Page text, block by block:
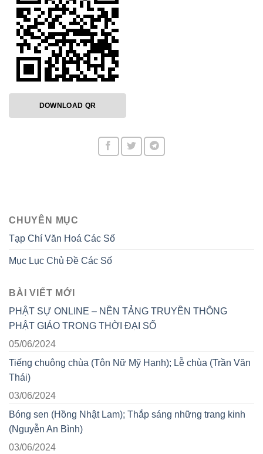
DOWNLOAD QR
CHUYÊN MỤC
Tạp Chí Văn Hoá Các Số
Mục Lục Chủ Đề Các Số
BÀI VIẾT MỚI
PHẬT SỰ ONLINE – NỀN TẢNG TRUYỀN THÔNG
PHẬT GIÁO TRONG THỜI ĐẠI SỐ
05/06/2024
Tiếng chuông chùa (Tôn Nữ Mỹ Hạnh); Lễ chùa (Trần Văn
Thái)
03/06/2024
Bóng sen (Hồng Nhật Lam); Thắp sáng những trang kinh
(Nguyễn An Bình)
03/06/2024